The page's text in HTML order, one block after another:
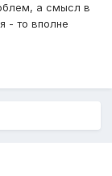
а смысл в
- то вполне